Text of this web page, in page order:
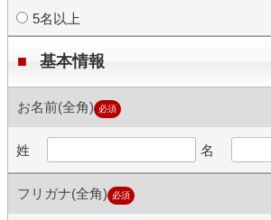
5名以上
基本情報
お名前(全角) 必須
姓 名
フリガナ(全角) 必須